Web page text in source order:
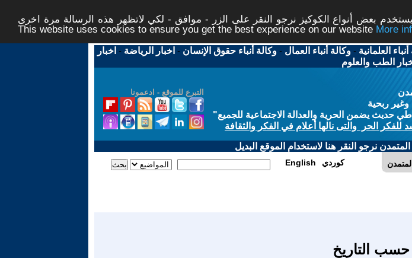
بعض أنواع الكوكيز نرجو النقر على الزر - موافق - لكي لاتظهر هذه الرسالة مرة اخرى -
This website uses cookies to ensure you get the best experience on our website
العلمانية -وكالة أنباء العمال -وكالة أنباء حقوق الإنسان - اخبار الرياضة - اخبار
الطب والعلوم
التبرع للموقع - ادعمونا
وغير ربحية
حديث يضمن الحرية والعدالة الاجتماعية للجميع"
الحر والتى نالها أعلام في الفكر والثقافة
نرجو النقر هنا لاستخدام الموقع البديل
English كوردي
حسب التاريخ